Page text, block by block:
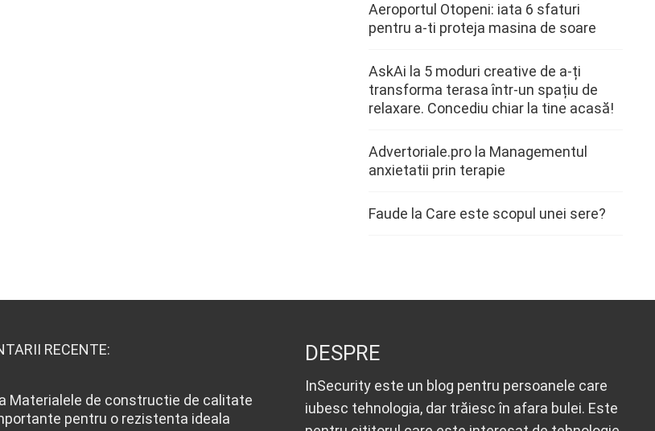
Aeroportul Otopeni: iata 6 sfaturi
pentru a-ti proteja masina de soare
AskAi la 5 moduri creative de a-ți
transforma terasa într-un spațiu de
relaxare. Concediu chiar la tine acasă!
Advertoriale.pro la Managementul
anxietatii prin terapie
Faude la Care este scopul unei sere?
RECENTE:
la Materialele de constructie de calitate
pentru o rezistenta ideala
DESPRE
InSecurity este un blog pentru persoanele care
iubesc tehnologia, dar trăiesc în afara bulei. Este